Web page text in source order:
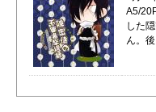
A5/
した
ん。